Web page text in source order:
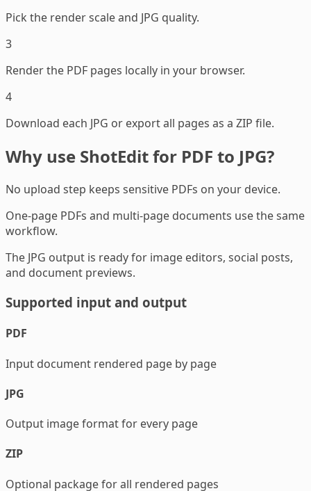
Pick the render scale and JPG quality.
3
Render the PDF pages locally in your browser.
4
Download each JPG or export all pages as a ZIP file.
Why use ShotEdit for PDF to JPG?
No upload step keeps sensitive PDFs on your device.
One-page PDFs and multi-page documents use the same
workflow.
The JPG output is ready for image editors, social posts,
and document previews.
Supported input and output
PDF
Input document rendered page by page
JPG
Output image format for every page
ZIP
Optional package for all rendered pages